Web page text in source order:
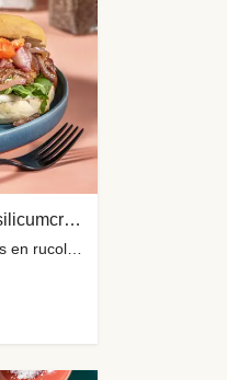
Italiaanse stijl cheeseburger met basilicumcrème
met Italiaanse stijl kaas, aardappelpartjes en rucolasalade